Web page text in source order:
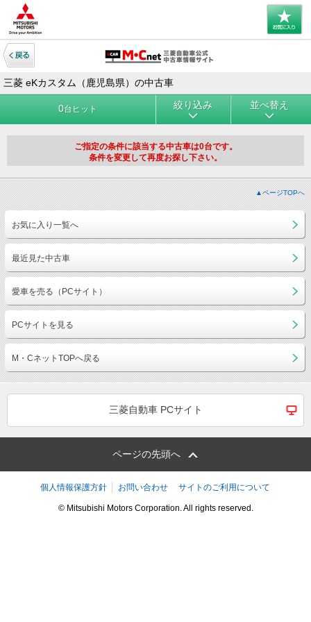
三菱 eKカスタム（鹿児島県）の中古車
0台ヒット 絞り込み 並べ替え
ご指定の条件に該当する中古車は0台です。
条件を変更して再度お探し下さい。
▲ページTOPへ
お気に入り一覧へ
最近見た中古車
愛車を売る（PCサイト）
PCサイトを見る
M・CネットTOPへ戻る
三菱自動車 PCサイト
ページの先頭へ
個人情報保護方針 お問い合わせ サイトのご利用について
© Mitsubishi Motors Corporation. All rights reserved.